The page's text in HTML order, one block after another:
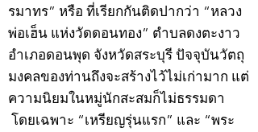
รมาทร” หรือ ที่เรียกกันติดปากว่า “หลวง
พ่อเฮ็น แห่งวัดดอนทอง” ตำบลดงตะงาว
อำเภอดอนพุด จังหวัดสระบุรี ปัจจุบันวัตถุ
มงคลของท่านถึงจะสร้างไว้ไม่เก่ามาก แต่
ความนิยมในหมู่นักสะสมก็ไม่ธรรมดา
โดยเฉพาะ “เหรียญรุ่นแรก” และ “พระ